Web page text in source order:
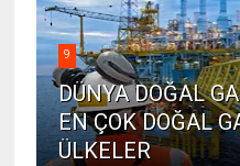
9
DÜNYA DOĞAL
EN ÇOK DOĞAL
ÜLKELER